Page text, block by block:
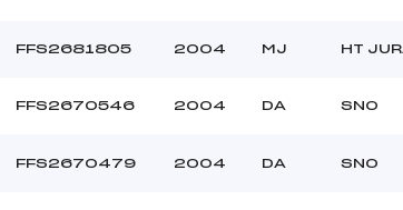
FFS2681805 2004 MJ HT
FFS2670546 2004 DA SNO
FFS2670479 2004 DA SNO